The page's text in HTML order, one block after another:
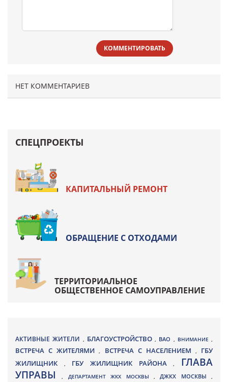
КОММЕНТИРОВАТЬ
НЕТ КОММЕНТАРИЕВ
СПЕЦПРОЕКТЫ
КАПИТАЛЬНЫЙ РЕМОНТ
ОБРАЩЕНИЕ С ОТХОДАМИ
ТЕРРИТОРИАЛЬНОЕ
ОБЩЕСТВЕННОЕ САМОУПРАВЛЕНИЕ
АКТИВНЫЕ ЖИТЕЛИ , БЛАГОУСТРОЙСТВО , ВАО , ВНИМАНИЕ ,
ВСТРЕЧА С ЖИТЕЛЯМИ, ВСТРЕЧА С НАСЕЛЕНИЕМ , ГБУ
ЖИЛИЩНИК
, ГБУ ЖИЛИЩНИК РАЙОНА, ГЛАВА
УПРАВЫ, ДЕПАРТАМЕНТ ЖКХ МОСКВЫ ,ДЖКХ МОСКВЫ ,